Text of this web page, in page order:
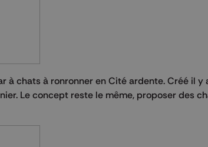
chats à ronronner en Cité ardente. Créé il y
Le concept reste le même, proposer des